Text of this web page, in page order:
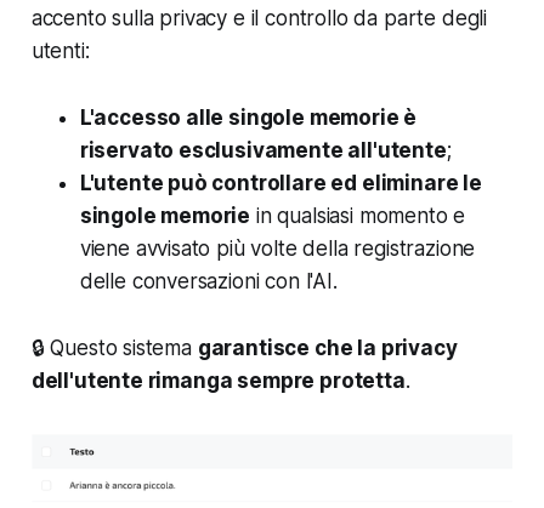
accento sulla privacy e il controllo da parte degli
utenti:
L'accesso alle singole memorie è
riservato esclusivamente all'utente;
L'utente può controllare ed eliminare le
singole memorie in qualsiasi momento e
viene avvisato più volte della registrazione
delle conversazioni con l'AI.
🔒 Questo sistema garantisce che la privacy
dell'utente rimanga sempre protetta.